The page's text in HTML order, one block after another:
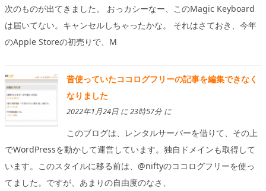
次のものが出てきました。 おっカシーなー、このMagic Keyboard
は届いてない。キャンセルしちゃったかな。 それはさておき、今年
のApple Storeの初売りで、M
昔使っていたココログフリーの記事を編集できなく
なりました
2022年1月24日 に 23時57分 に
このブログは、レンタルサーバーを借りて、その上
でWordPressを動かして運営しています。独自ドメインも取得して
います。このスタイルに移る前は、@niftyのココログフリーを使っ
てました。ですが、あまりの自由度のなさ、